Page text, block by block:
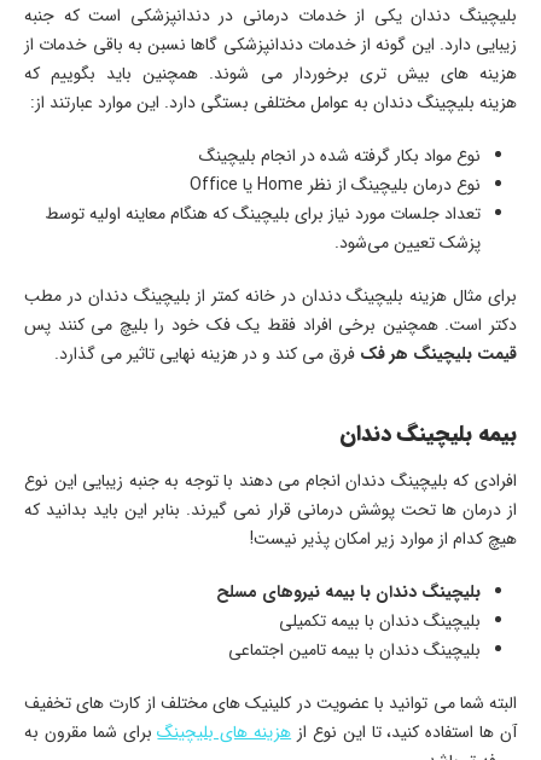
بلیچینگ دندان یکی از خدمات درمانی در دندانپزشکی است که جنبه
زیبایی دارد. این گونه از خدمات دندانپزشکی گاها نسبن به باقی خدمات از
هزینه های بیش تری برخوردار می شوند. همچنین باید بگوییم که
هزینه بلیچینگ دندان به عوامل مختلفی بستگی دارد. این موارد عبارتند از:
نوع مواد بکار گرفته شده در انجام بلیچینگ
نوع درمان بلیچینگ از نظر Home یا Office
تعداد جلسات مورد نیاز برای بلیچینگ که هنگام معاینه اولیه توسط
پزشک تعیین می‌شود.
برای مثال هزینه بلیچینگ دندان در خانه کمتر از بلیچینگ دندان در مطب
دکتر است. همچنین برخی افراد فقط یک فک خود را بلیچ می کنند پس
قیمت بلیچینگ هر فک فرق می کند و در هزینه نهایی تاثیر می گذارد.
بیمه بلیچینگ دندان
افرادی که بلیچینگ دندان انجام می دهند با توجه به جنبه زیبایی این نوع
از درمان ها تحت پوشش درمانی قرار نمی گیرند. بنابر این باید بدانید که
هیچ کدام از موارد زیر امکان پذیر نیست!
بلیچینگ دندان با بیمه نیروهای مسلح
بلیچینگ دندان با بیمه تکمیلی
بلیچینگ دندان با بیمه تامین اجتماعی
البته شما می توانید با عضویت در کلینیک های مختلف از کارت های تخفیف
آن ها استفاده کنید، تا این نوع ازهزینه های بلیچینگبرای شما مقرون به